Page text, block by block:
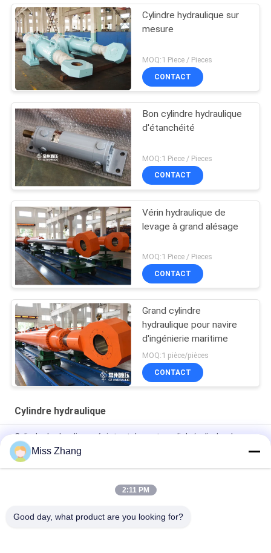
Cylindre hydraulique sur
mesure
MOQ:1 Piece / Pieces
CONTACT
Bon cylindre hydraulique
d'étanchéité
MOQ:1 Piece / Pieces
CONTACT
Vérin hydraulique de
levage à grand alésage
MOQ:1 Piece / Pieces
CONTACT
Grand cylindre
hydraulique pour navire
d'ingénierie maritime
MOQ:1 pièce/pièces
CONTACT
Cylindre hydraulique
Cylindre hydraulique résistant de porte radiale/cylindre de
grue pour l'industrie pétrolière
Type de l'acier inoxydable QPPY-D de cylindre hydraulique
Miss Zhang
2:11 PM
Good day, what product are you looking for?